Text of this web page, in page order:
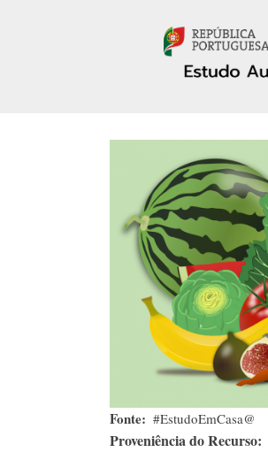
Fonte #EstudoEmCasa@
Proveniência do Recurso